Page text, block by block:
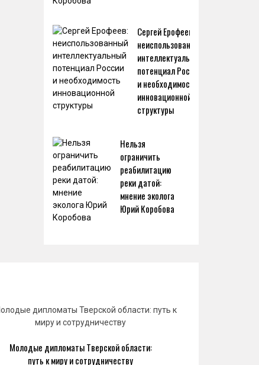
Сергей Ерофеев:
неиспользованный
интеллектуальный
потенциал России
и необходимость
инновационной
структуры
Нельзя
ограничить
реабилитацию
реки датой:
мнение эколога
Юрий Коробова
Молодые дипломаты Тверской области:
путь к миру и сотрудничеству